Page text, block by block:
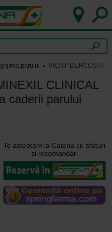
parului VICHY DERCOS
CLINICAL
caderii parului
Te asteptam la Catena cu sfaturi
si recomandari